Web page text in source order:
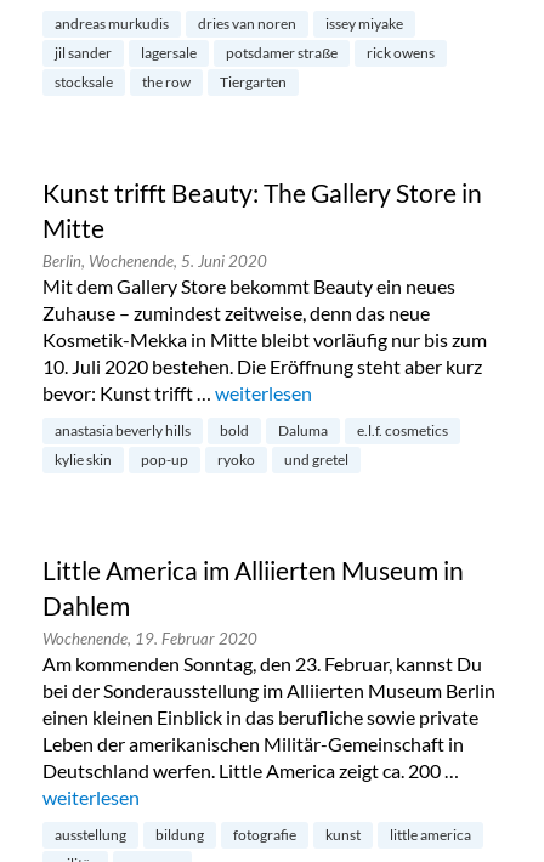
andreas murkudis dries van noren
issey miyake
jil sander
lagersale potsdamer straße
rick owens
stocksale
the row Tiergarten
Kunst trifft Beauty: The Gallery Store in
Mitte
Berlin, Wochenende, 5. Juni 2020
Mit dem Gallery Store bekommt Beauty ein neues
Zuhause – zumindest zeitweise, denn das neue
Kosmetik-Mekka in Mitte bleibt vorläufig nur bis zum
10. Juli 2020 bestehen. Die Eröffnung steht aber kurz
bevor: Kunst trifft … „Kunst trifft Beauty: The Gallery Store
weiterlesen
anastasia beverly hills bold Daluma
e.l.f. cosmetics
kylie skin
pop-up ryoko und gretel
Little America im Alliierten Museum in
Dahlem
Wochenende, 19. Februar 2020
Am kommenden Sonntag, den 23. Februar, kannst Du
bei der Sonderausstellung im Alliierten Museum Berlin
einen kleinen Einblick in das berufliche sowie private
Leben der amerikanischen Militär-Gemeinschaft in
Deutschland werfen. Little America zeigt ca. 200 …
„Little America im Alliierten Museum in Dahlem“
weiterlesen
ausstellung bildung fotografie kunst
little america